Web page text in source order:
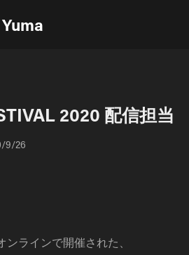
2020 配信担当
9/26
ラインで開催された、